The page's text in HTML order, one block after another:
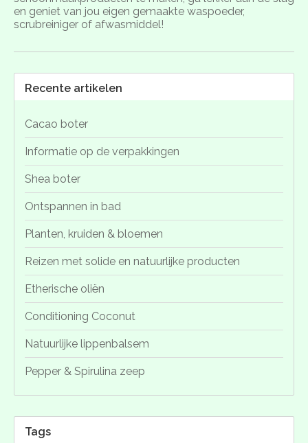
en geniet van jou eigen gemaakte waspoeder,
scrubreiniger of afwasmiddel!
Recente artikelen
Cacao boter
Informatie op de verpakkingen
Shea boter
Ontspannen in bad
Planten, kruiden & bloemen
Reizen met solide en natuurlijke producten
Etherische oliën
Conditioning Coconut
Natuurlijke lippenbalsem
Pepper & Spirulina zeep
Tags